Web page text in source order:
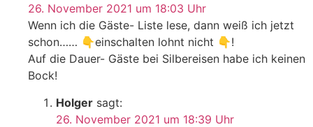
26. November 2021 um 18:03 Uhr
Wenn ich die Gäste- Liste lese, dann weiß ich jetzt
schon…… 👇einschalten lohnt nicht 👇!
Auf die Dauer- Gäste bei Silbereisen habe ich keinen
Bock!
Holger sagt:
26. November 2021 um 18:39 Uhr